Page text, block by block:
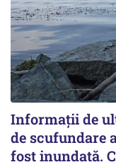
Informații de
de scufundare
fost inundată.